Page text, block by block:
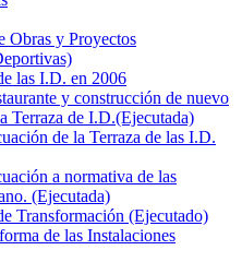
Obras y Proyectos
las I.D. en 2006
y construcción de nuevo
Terraza de I.D.(Ejecutada)
de la Terraza de las I.D.
a normativa de las
(Ejecutada)
Transformación (Ejecutado)
de las Instalaciones